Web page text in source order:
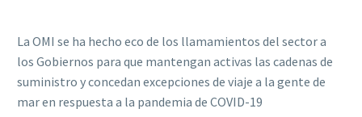
La OMI se ha hecho eco de los llamamientos del sector a
los Gobiernos para que mantengan activas las cadenas de
suministro y concedan excepciones de viaje a la gente de
mar en respuesta a la pandemia de COVID-19